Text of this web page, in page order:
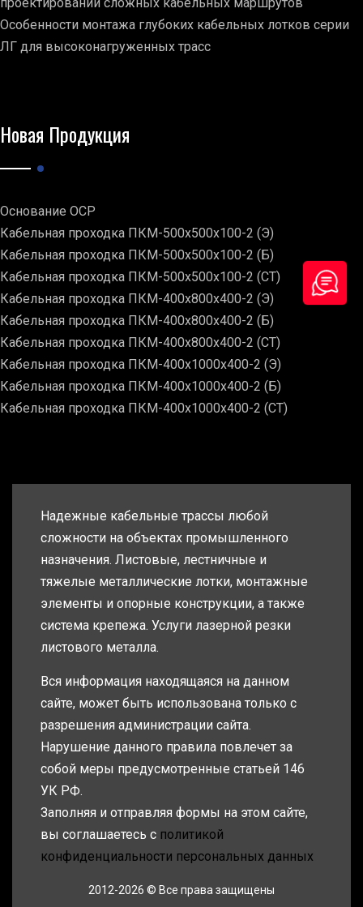
Особенности монтажа глубоких кабельных лотков серии
ЛГ для высоконагруженных трасс
Новая Продукция
Основание ОСР
Кабельная проходка ПКМ-500х500х100-2 (Э)
Кабельная проходка ПКМ-500х500х100-2 (Б)
Кабельная проходка ПКМ-500х500х100-2 (СТ)
Кабельная проходка ПКМ-400х800х400-2 (Э)
Кабельная проходка ПКМ-400х800х400-2 (Б)
Кабельная проходка ПКМ-400х800х400-2 (СТ)
Кабельная проходка ПКМ-400х1000х400-2 (Э)
Кабельная проходка ПКМ-400х1000х400-2 (Б)
Кабельная проходка ПКМ-400х1000х400-2 (СТ)
Надежные кабельные трассы любой
сложности на объектах промышленного
назначения. Листовые, лестничные и
тяжелые металлические лотки, монтажные
элементы и опорные конструкции, а также
система крепежа. Услуги лазерной резки
листового металла.
Вся информация находящаяся на данном
сайте, может быть использована только с
разрешения администрации сайта.
Нарушение данного правила повлечет за
собой меры предусмотренные статьей 146
УК РФ.
Заполняя и отправляя формы на этом сайте,
вы соглашаетесь с политикой
конфиденциальности персональных данных
2012-2026 © Все права защищены